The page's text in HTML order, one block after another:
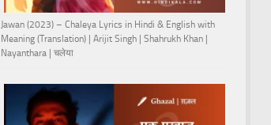
Jawan (2023) – Chaleya Lyrics in Hindi & English with
Meaning (Translation) | Arijit Singh | Shahrukh Khan |
Nayanthara | चलेया